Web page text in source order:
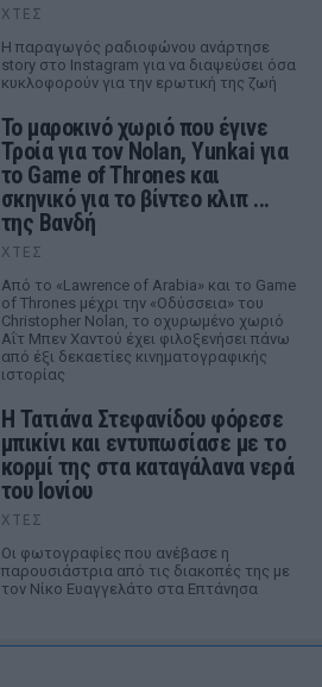
ΧΤΕΣ
Η παραγωγός ραδιοφώνου ανάρτησε
story στο Instagram για να διαψεύσει όσα
κυκλοφορούν για την ερωτική της ζωή
Το μαροκινό χωριό που έγινε
Τροία για τον Nolan, Yunkai για
το Game of Thrones και
σκηνικό για το βίντεο κλιπ ...
της Βανδή
ΧΤΕΣ
Από το «Lawrence of Arabia» και το Game
of Thrones μέχρι την «Οδύσσεια» του
Christopher Nolan, το οχυρωμένο χωριό
Αΐτ Μπεν Χαντού έχει φιλοξενήσει πάνω
από έξι δεκαετίες κινηματογραφικής
ιστορίας
Η Τατιάνα Στεφανίδου φόρεσε
μπικίνι και εντυπωσίασε με το
κορμί της στα καταγάλανα νερά
του Ιονίου
ΧΤΕΣ
Οι φωτογραφίες που ανέβασε η
παρουσιάστρια από τις διακοπές της με
τον Νίκο Ευαγγελάτο στα Επτάνησα